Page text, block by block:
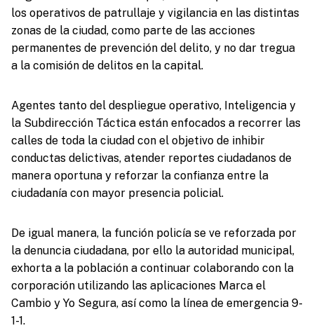
los operativos de patrullaje y vigilancia en las distintas
zonas de la ciudad, como parte de las acciones
permanentes de prevención del delito, y no dar tregua
a la comisión de delitos en la capital.
Agentes tanto del despliegue operativo, Inteligencia y
la Subdirección Táctica están enfocados a recorrer las
calles de toda la ciudad con el objetivo de inhibir
conductas delictivas, atender reportes ciudadanos de
manera oportuna y reforzar la confianza entre la
ciudadanía con mayor presencia policial.
De igual manera, la función policía se ve reforzada por
la denuncia ciudadana, por ello la autoridad municipal,
exhorta a la población a continuar colaborando con la
corporación utilizando las aplicaciones Marca el
Cambio y Yo Segura, así como la línea de emergencia 9-
1-1.